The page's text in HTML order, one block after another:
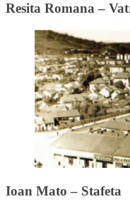
Resita Romana –
Ioan Mato – Stafeta